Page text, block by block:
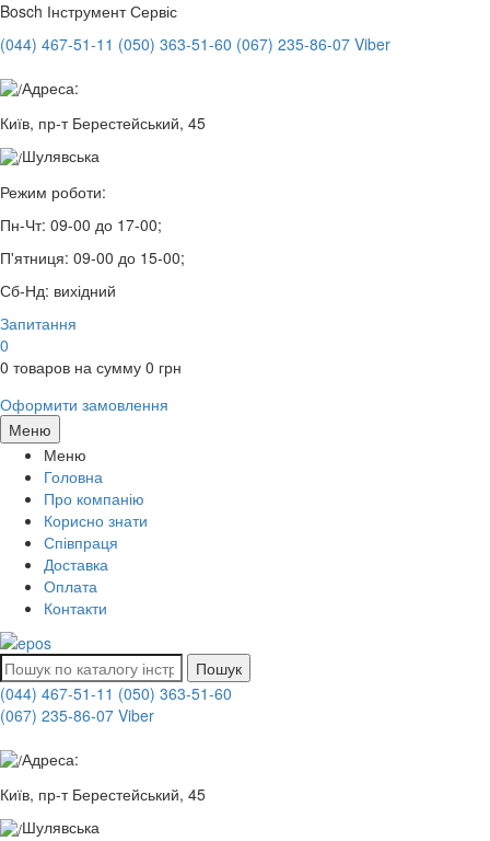
Bosch Інструмент Сервіс
(044) 467-51-11 (050) 363-51-60 (067) 235-86-07 Viber
Адреса:
Київ, пр-т Берестейський, 45
Шулявська
Режим роботи:
Пн-Чт: 09-00 до 17-00;
П'ятниця: 09-00 до 15-00;
Сб-Нд: вихідний
Запитання
0
0 товаров на сумму 0 грн
Оформити замовлення
Меню
Меню
Головна
Про компанію
Корисно знати
Співпраця
Доставка
Оплата
Контакти
Пошук
(044) 467-51-11 (050) 363-51-60
(067) 235-86-07 Viber
Адреса:
Київ, пр-т Берестейський, 45
Шулявська